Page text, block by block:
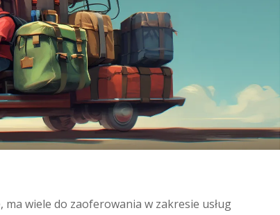
wiele do zaoferowania w zakresie usług